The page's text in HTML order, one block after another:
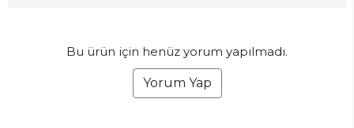
Bu ürün için henüz yorum yapılmadı.
Yorum Yap